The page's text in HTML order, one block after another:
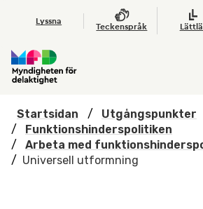
Hoppa till huvudmenyn
Lyssna
Teckenspråk
Startsidan /
Utgångspunkter
/
Funktionshinderspolitiken
/
Arbeta med
/ Universell utformning